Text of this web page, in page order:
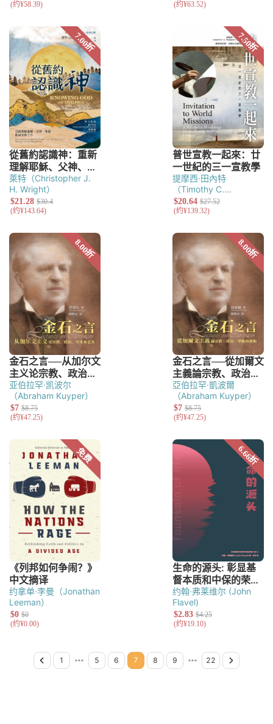
萊特（Christopher J.
H. Wright）
提摩西·田內特
（Timothy C.
Tennent）
亚伯拉罕·凯波尔
（Abraham Kuyper）
亞伯拉罕·凱波爾
（Abraham Kuyper）
约拿单·李曼（Jonathan
Leeman）
约翰·弗莱维尔 (John
Flavel)